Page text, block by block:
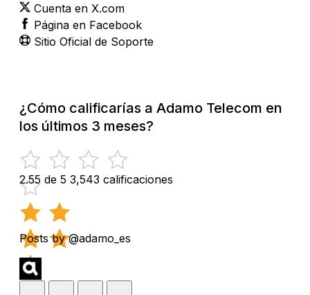
Cuenta en X.com
Página en Facebook
Sitio Oficial de Soporte
¿Cómo calificarías a Adamo Telecom en
los últimos 3 meses?
2.55 de 5 3,543 calificaciones
Posts by @adamo_es